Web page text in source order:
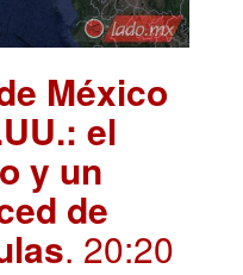
México
el
y un
de
. 20:20